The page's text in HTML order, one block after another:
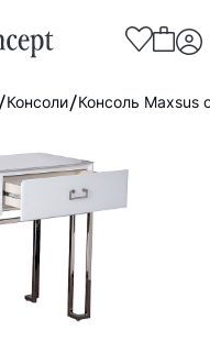
Консоли Консоль Maxsus